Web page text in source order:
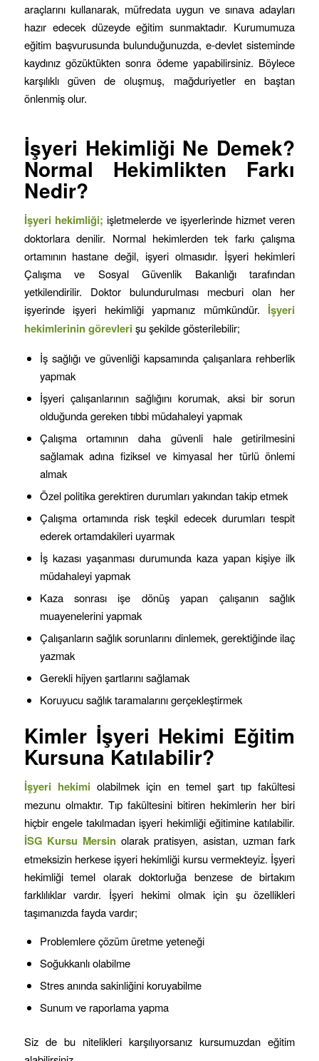
araçlarını kullanarak, müfredata uygun ve sınava adayları
hazır edecek düzeyde eğitim sunmaktadır. Kurumumuza
eğitim başvurusunda bulunduğunuzda, e-devlet sisteminde
kaydınız gözüktükten sonra ödeme yapabilirsiniz. Böylece
karşılıklı güven de oluşmuş, mağduriyetler en baştan
önlenmiş olur.
İşyeri Hekimliği Ne Demek?
Normal Hekimlikten Farkı
Nedir?
İşyeri hekimliği; işletmelerde ve işyerlerinde hizmet veren
doktorlara denilir. Normal hekimlerden tek farkı çalışma
ortamının hastane değil, işyeri olmasıdır. İşyeri hekimleri
Çalışma ve Sosyal Güvenlik Bakanlığı tarafından
yetkilendirilir. Doktor bulundurulması mecburi olan her
işyerinde işyeri hekimliği yapmanız mümkündür. İşyeri
hekimlerinin görevleri şu şekilde gösterilebilir;
İş sağlığı ve güvenliği kapsamında çalışanlara rehberlik
yapmak
İşyeri çalışanlarının sağlığını korumak, aksi bir sorun
olduğunda gereken tıbbi müdahaleyi yapmak
Çalışma ortamının daha güvenli hale getirilmesini
sağlamak adına fiziksel ve kimyasal her türlü önlemi
almak
Özel politika gerektiren durumları yakından takip etmek
Çalışma ortamında risk teşkil edecek durumları tespit
ederek ortamdakileri uyarmak
İş kazası yaşanması durumunda kaza yapan kişiye ilk
müdahaleyi yapmak
Kaza sonrası işe dönüş yapan çalışanın sağlık
muayenelerini yapmak
Çalışanların sağlık sorunlarını dinlemek, gerektiğinde ilaç
yazmak
Gerekli hijyen şartlarını sağlamak
Koruyucu sağlık taramalarını gerçekleştirmek
Kimler İşyeri Hekimi Eğitim
Kursuna Katılabilir?
İşyeri hekimi olabilmek için en temel şart tıp fakültesi
mezunu olmaktır. Tıp fakültesini bitiren hekimlerin her biri
hiçbir engele takılmadan işyeri hekimliği eğitimine katılabilir.
İSG Kursu Mersin olarak pratisyen, asistan, uzman fark
etmeksizin herkese işyeri hekimliği kursu vermekteyiz. İşyeri
hekimliği temel olarak doktorluğa benzese de birtakım
farklılıklar vardır. İşyeri hekimi olmak için şu özellikleri
taşımanızda fayda vardır;
Problemlere çözüm üretme yeteneği
Soğukkanlı olabilme
Stres anında sakinliğini koruyabilme
Sunum ve raporlama yapma
Siz de bu nitelikleri karşılıyorsanız kursumuzdan eğitim